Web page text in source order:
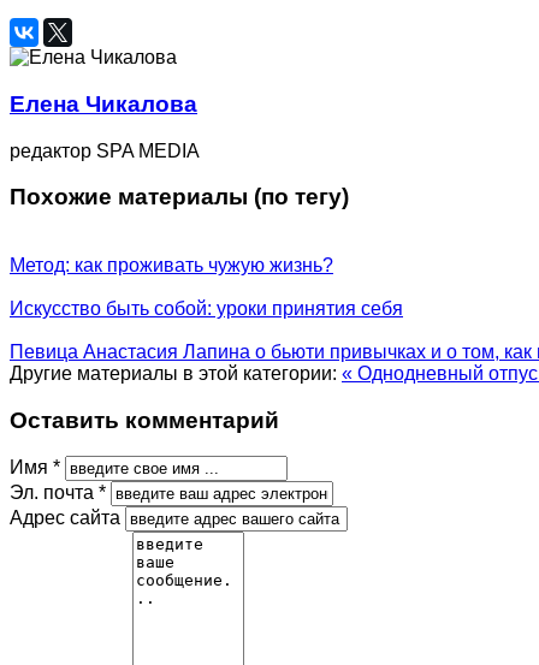
Елена Чикалова
редактор SPA MEDIA
Похожие материалы (по тегу)
Метод: как проживать чужую жизнь?
Искусство быть собой: уроки принятия себя
Певица Анастасия Лапина о бьюти привычках и о том, как
Другие материалы в этой категории: « Однодневный
Оставить комментарий
Имя *
Эл. почта *
Адрес сайта